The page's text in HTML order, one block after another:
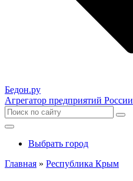
Бедон.ру
Агрегатор предприятий России
Выбрать город
Главная » Республика Крым